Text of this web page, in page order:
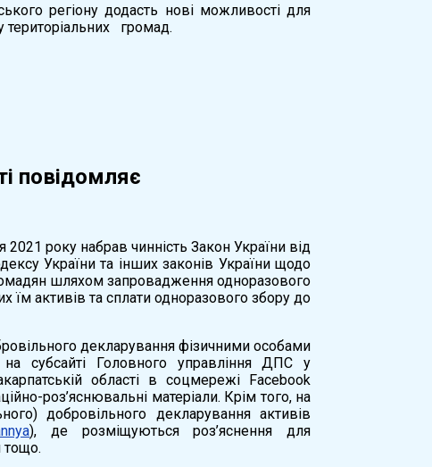
регіону додасть нові можливості для
громад.
повідомляє
року набрав чинність Закон України від
України та інших законів України щодо
шляхом запровадження одноразового
активів та сплати одноразового збору до
декларування фізичними особами
субсайті Головного управління ДПС у
області в соцмережі Facebook
роз’яснювальні матеріали. Крім того, на
добровільного декларування активів
), де розміщуються роз’яснення для
тощо.